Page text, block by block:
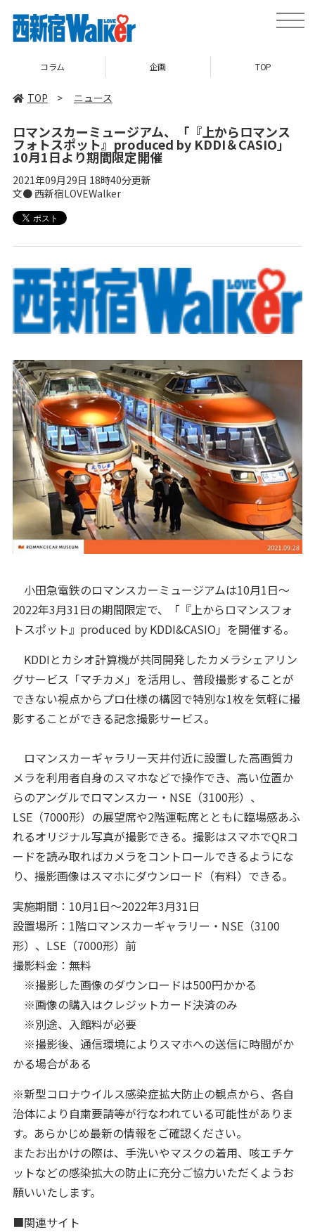
toggle
コラム 企画 TOP
TOP > ニュース
ロマンスカーミュージアム、「『上からロマンス
フォトスポット』produced by KDDI＆CASIO」
10月1日より期間限定開催
2021年09月29日 18時40分更新
文● 西新宿LOVEWalker
小田急電鉄のロマンスカーミュージアムは10月1日～
2022年3月31日の期間限定で、「『上からロマンスフォ
トスポット』produced by KDDI&CASIO」を開催する。
KDDIとカシオ計算機が共同開発したカメラシェアリン
グサービス「マチカメ」を活用し、普段撮影することが
できない視点からプロ仕様の構図で特別な1枚を気軽に撮
影することができる記念撮影サービス。
ロマンスカーギャラリー天井付近に設置した高画質カ
メラを利用者自身のスマホなどで操作でき、高い位置か
らのアングルでロマンスカー・NSE（3100形）、
LSE（7000形）の展望席や2階運転席とともに臨場感あふ
れるオリジナル写真が撮影できる。撮影はスマホでQRコ
ードを読み取ればカメラをコントロールできるようにな
り、撮影画像はスマホにダウンロード（有料）できる。
実施期間：10月1日～2022年3月31日
設置場所：1階ロマンスカーギャラリー・NSE（3100
形）、LSE（7000形）前
撮影料金：無料
※撮影した画像のダウンロードは500円かかる
※画像の購入はクレジットカード決済のみ
※別途、入館料が必要
※撮影後、通信環境によりスマホへの送信に時間がか
かる場合がある
※新型コロナウイルス感染症拡大防止の観点から、各自
治体により自粛要請等が行なわれている可能性がありま
す。あらかじめ最新の情報をご確認ください。
またお出かけの際は、手洗いやマスクの着用、咳エチケ
ットなどの感染拡大の防止に充分ご協力いただくようお
願いいたします。
■関連サイト